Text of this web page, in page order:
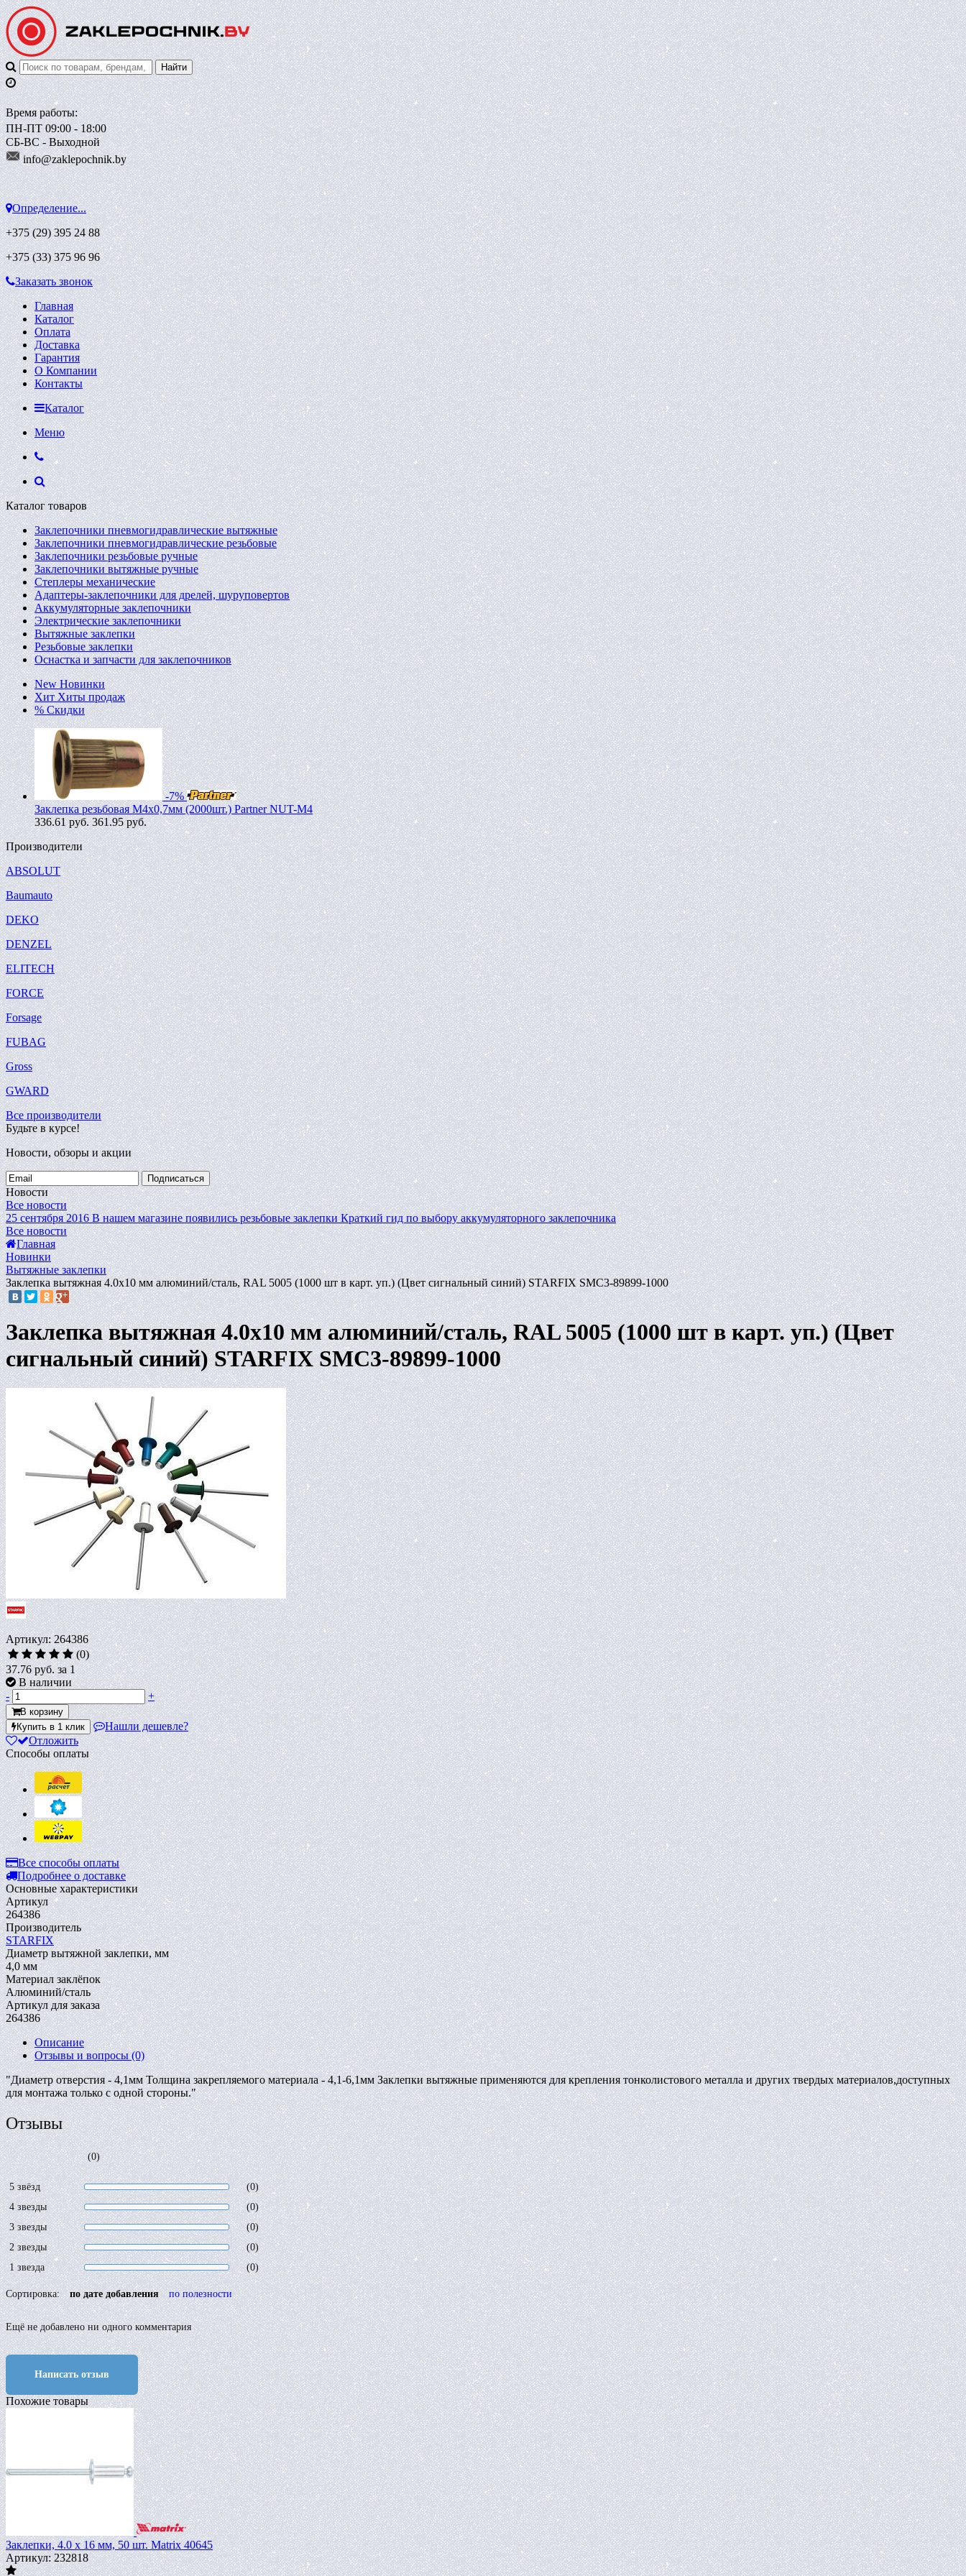
Время работы:
ПН-ПТ 09:00 - 18:00
СБ-ВС - Выходной
info@zaklepochnik.by
Определение...
+375 (29)395 24 88
+375 (33)375 96 96
Заказать звонок
Главная
Каталог
Оплата
Доставка
Гарантия
О Компании
Контакты
Каталог
Меню
Каталог товаров
Заклепочники пневмогидравлические вытяжные
Заклепочники пневмогидравлические резьбовые
Заклепочники резьбовые ручные
Заклепочники вытяжные ручные
Степлеры механические
Адаптеры-заклепочники для дрелей, шуруповертов
Аккумуляторные заклепочники
Электрические заклепочники
Вытяжные заклепки
Резьбовые заклепки
Оснастка и запчасти для заклепочников
New Новинки
Хит Хиты продаж
% Скидки
-7%
Заклепка резьбовая M4х0,7мм (2000шт.) Partner NUT-M4
336.61руб. 361.95 руб.
Производители
ABSOLUT
Baumauto
DEKO
DENZEL
ELITECH
FORCE
Forsage
FUBAG
Gross
GWARD
Все производители
Будьте в курсе!
Новости, обзоры и акции
Подписаться
Новости
Все новости
25 сентября 2016 В нашем магазине появились резьбовые заклепки Краткий гид по выбору аккумуляторного заклепочника
Все новости
Главная
Новинки
Вытяжные заклепки
Заклепка вытяжная 4.0х10 мм алюминий/сталь, RAL 5005 (1000 шт в карт. уп.) (Цвет сигнальный синий) STARFIX SMC3-89899-1000
Заклепка вытяжная 4.0х10 мм алюминий/сталь, RAL 5005 (1000 шт в карт. уп.) (Цвет
сигнальный синий) STARFIX SMC3-89899-1000
Артикул: 264386
(0)
37.76 руб.за 1
В наличии
-
+
В корзину
Купить в 1 клик
Нашли дешевле?
Отложить
Способы оплаты
Все способы оплаты
Подробнее о доставке
Основные характеристики
Артикул
264386
Производитель
STARFIX
Диаметр вытяжной заклепки, мм
4,0 мм
Материал заклёпок
Алюминий/сталь
Артикул для заказа
264386
Описание
Отзывы и вопросы(0)
"Диаметр отверстия - 4,1мм Толщина закрепляемого материала - 4,1-6,1мм Заклепки вытяжные применяются для крепления тонколистового металла и других твердых материалов,доступных
для монтажа только с одной стороны."
Отзывы
(0)
5 звёзд
(0)
4 звезды
(0)
3 звезды
(0)
2 звезды
(0)
1 звезда
(0)
Сортировка: по дате добавления по полезности
Ещё не добавлено ни одного комментария
Написать отзыв
Похожие товары
Заклепки, 4.0 х 16 мм, 50 шт. Matrix 40645
Артикул: 232818